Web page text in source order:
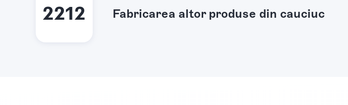
2212 Fabricarea altor produse din cauciuc